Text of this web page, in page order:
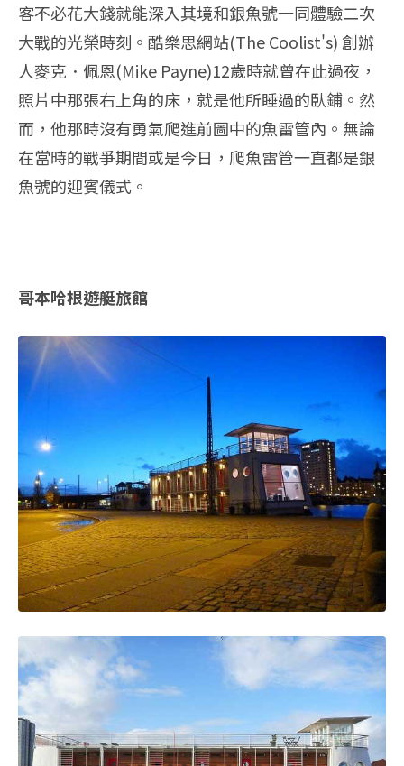
客不必花大錢就能深入其境和銀魚號一同體驗二次
大戰的光榮時刻。酷樂思網站(The Coolist's) 創辦
人麥克．佩恩(Mike Payne)12歲時就曾在此過夜，
照片中那張右上角的床，就是他所睡過的臥鋪。然
而，他那時沒有勇氣爬進前圖中的魚雷管內。無論
在當時的戰爭期間或是今日，爬魚雷管一直都是銀
魚號的迎賓儀式。
哥本哈根遊艇旅館